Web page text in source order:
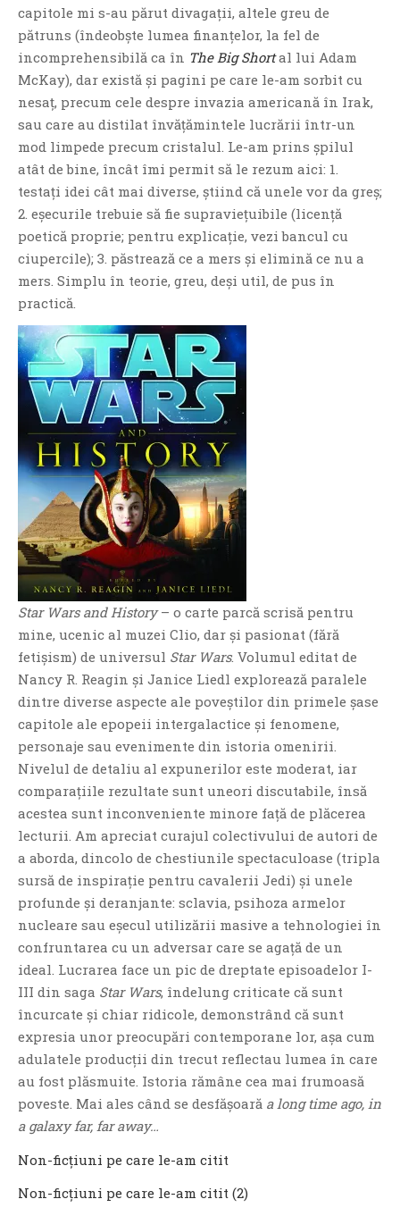
PRIETENI DIN BREASLA
Filme-Carti.ro
capitole mi s-au părut divagații, altele greu de
pătruns (îndeobște lumea finanțelor, la fel de
incomprehensibilă ca în The Big Shortal lui Adam
McKay), dar există și pagini pe care le-am sorbit cu
nesaț, precum cele despre invazia americană în Irak,
sau care au distilat învățămintele lucrării într-un
mod limpede precum cristalul. Le-am prins șpilul
atât de bine, încât îmi permit să le rezum aici: 1.
testați idei cât mai diverse, știind că unele vor da greș;
2. eșecurile trebuie să fie supraviețuibile (licență
poetică proprie; pentru explicație, vezi bancul cu
ciupercile); 3. păstrează ce a mers și elimină ce nu a
mers. Simplu în teorie, greu, deși util, de pus în
practică.
Star Wars and History– o carte parcă scrisă pentru
mine, ucenic al muzei Clio, dar și pasionat (fără
fetișism) de universul Star Wars. Volumul editat de
Nancy R. Reagin și Janice Liedl explorează paralele
dintre diverse aspecte ale poveștilor din primele șase
capitole ale epopeii intergalactice și fenomene,
personaje sau evenimente din istoria omenirii.
Nivelul de detaliu al expunerilor este moderat, iar
comparațiile rezultate sunt uneori discutabile, însă
acestea sunt inconveniente minore față de plăcerea
lecturii. Am apreciat curajul colectivului de autori de
a aborda, dincolo de chestiunile spectaculoase (tripla
sursă de inspirație pentru cavalerii Jedi) și unele
profunde și deranjante: sclavia, psihoza armelor
nucleare sau eșecul utilizării masive a tehnologiei în
confruntarea cu un adversar care se agață de un
ideal. Lucrarea face un pic de dreptate episoadelor I-
III din saga Star Wars, îndelung criticate că sunt
încurcate și chiar ridicole, demonstrând că sunt
expresia unor preocupări contemporane lor, așa cum
adulatele producții din trecut reflectau lumea în care
au fost plăsmuite. Istoria rămâne cea mai frumoasă
poveste. Mai ales când se desfășoară a long time ago, in
a galaxy far, far away…
Non-ficţiuni pe care le-am citit
Non-ficţiuni pe care le-am citit (2)